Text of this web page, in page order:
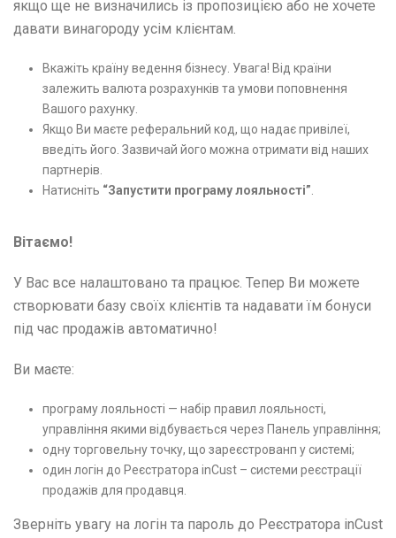
якщо ще не визначились із пропозицією або не хочете
давати винагороду усім клієнтам.
Вкажіть країну ведення бізнесу. Увага! Від країни
залежить валюта розрахунків та умови поповнення
Вашого рахунку.
Якщо Ви маєте реферальний код, що надає привілеї,
введіть його. Зазвичай його можна отримати від наших
партнерів.
Натисніть “Запустити програму лояльності”.
Вітаємо!
У Вас все налаштовано та працює. Тепер Ви можете
створювати базу своїх клієнтів та надавати їм бонуси
під час продажів автоматично!
Ви маєте:
програму лояльності — набір правил лояльності,
управління якими відбувається через Панель управління;
одну торговельну точку, що зареєстрованп у системі;
один логін до Реєстратора inCust – системи реєстрації
продажів для продавця.
Зверніть увагу на логін та пароль до Реєстратора inCust